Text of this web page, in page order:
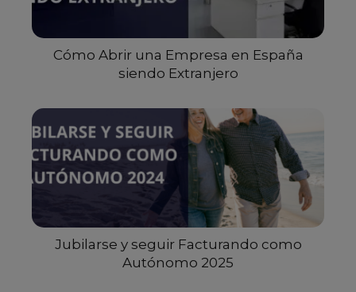
Cómo Abrir una Empresa en España
siendo Extranjero
Jubilarse y seguir Facturando como
Autónomo 2025